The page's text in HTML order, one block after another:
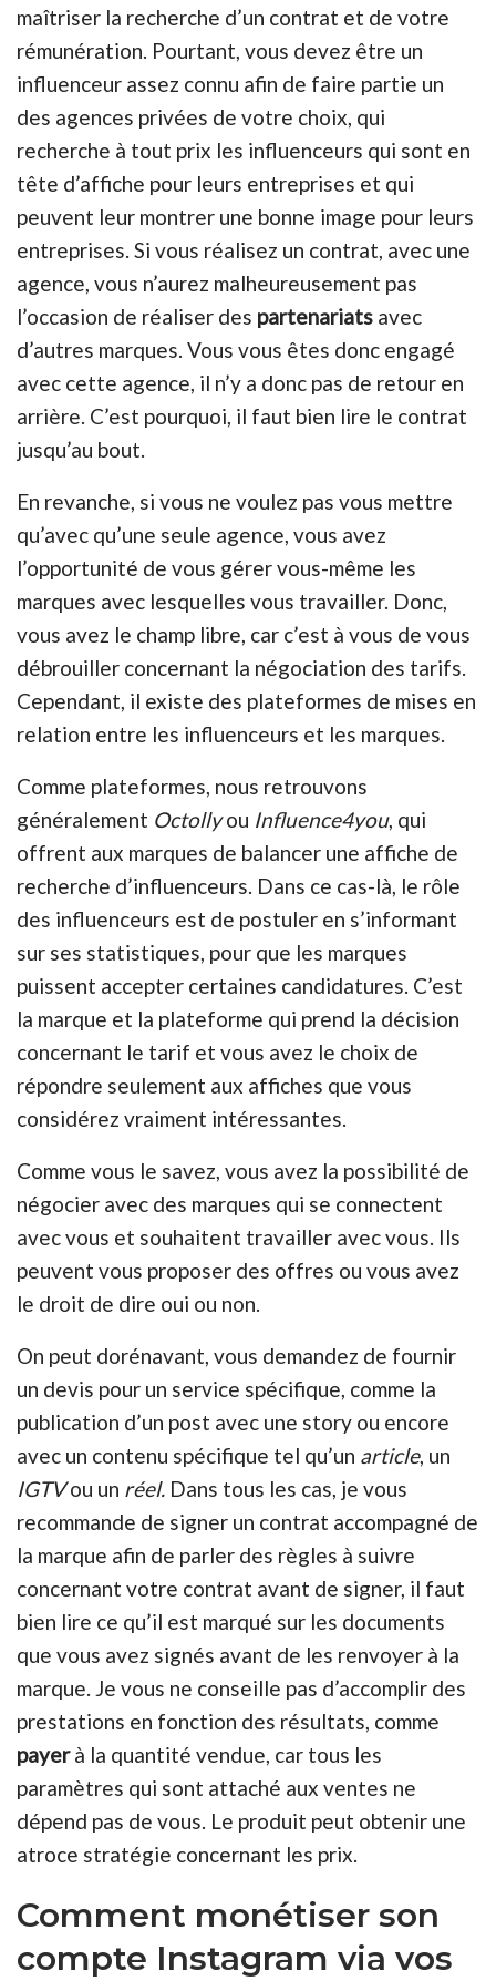
maîtriser la recherche d’un contrat et de votre
rémunération. Pourtant, vous devez être un
influenceur assez connu afin de faire partie un
des agences privées de votre choix, qui
recherche à tout prix les influenceurs qui sont en
tête d’affiche pour leurs entreprises et qui
peuvent leur montrer une bonne image pour leurs
entreprises. Si vous réalisez un contrat, avec une
agence, vous n’aurez malheureusement pas
l’occasion de réaliser des partenariats avec
d’autres marques. Vous vous êtes donc engagé
avec cette agence, il n’y a donc pas de retour en
arrière. C’est pourquoi, il faut bien lire le contrat
jusqu’au bout.
En revanche, si vous ne voulez pas vous mettre
qu’avec qu’une seule agence, vous avez
l’opportunité de vous gérer vous-même les
marques avec lesquelles vous travailler. Donc,
vous avez le champ libre, car c’est à vous de vous
débrouiller concernant la négociation des tarifs.
Cependant, il existe des plateformes de mises en
relation entre les influenceurs et les marques.
Comme plateformes, nous retrouvons
généralement Octollyou Influence4you, qui
offrent aux marques de balancer une affiche de
recherche d’influenceurs. Dans ce cas-là, le rôle
des influenceurs est de postuler en s’informant
sur ses statistiques, pour que les marques
puissent accepter certaines candidatures. C’est
la marque et la plateforme qui prend la décision
concernant le tarif et vous avez le choix de
répondre seulement aux affiches que vous
considérez vraiment intéressantes.
Comme vous le savez, vous avez la possibilité de
négocier avec des marques qui se connectent
avec vous et souhaitent travailler avec vous. Ils
peuvent vous proposer des offres ou vous avez
le droit de dire oui ou non.
On peut dorénavant, vous demandez de fournir
un devis pour un service spécifique, comme la
publication d’un post avec une story ou encore
avec un contenu spécifique tel qu’un article, un
IGTVou un réel. Dans tous les cas, je vous
recommande de signer un contrat accompagné de
la marque afin de parler des règles à suivre
concernant votre contrat avant de signer, il faut
bien lire ce qu’il est marqué sur les documents
que vous avez signés avant de les renvoyer à la
marque. Je vous ne conseille pas d’accomplir des
prestations en fonction des résultats, comme
payerà la quantité vendue, car tous les
paramètres qui sont attaché aux ventes ne
dépend pas de vous. Le produit peut obtenir une
atroce stratégie concernant les prix.
Comment monétiser son
compte Instagram via vos